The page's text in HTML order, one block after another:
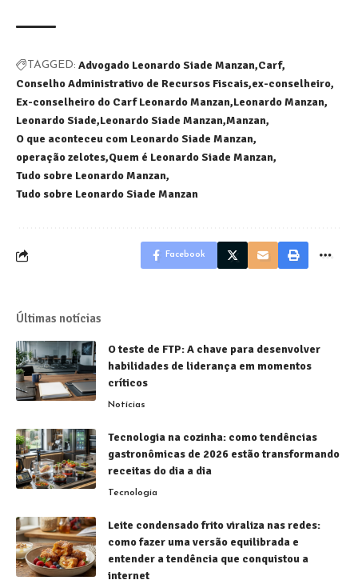
TAGGED: Advogado Leonardo Siade Manzan Carf
Conselho Administrativo de Recursos Fiscais ex-conselheiro
Ex-conselheiro do Carf Leonardo Manzan Leonardo Manzan
Leonardo Siade Leonardo Siade Manzan Manzan
O que aconteceu com Leonardo Siade Manzan
operação zelotes Quem é Leonardo Siade Manzan
Tudo sobre Leonardo Manzan
Tudo sobre Leonardo Siade Manzan
Facebook
Últimas notícias
O teste de FTP: A chave para desenvolver
habilidades de liderança em momentos
críticos
Notícias
Tecnologia na cozinha: como tendências
gastronômicas de 2026 estão transformando
receitas do dia a dia
Tecnologia
Leite condensado frito viraliza nas redes:
como fazer uma versão equilibrada e
entender a tendência que conquistou a
internet